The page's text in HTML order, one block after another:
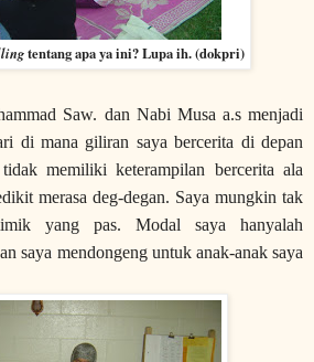
tentang apa ya ini? Lupa ih. (dokpri)
Saw. dan Nabi Musa a.s menjadi
di mana giliran saya bercerita di depan
memiliki keterampilan bercerita ala
merasa deg-degan. Saya mungkin tak
yang pas. Modal saya hanyalah
saya mendongeng untuk anak-anak saya